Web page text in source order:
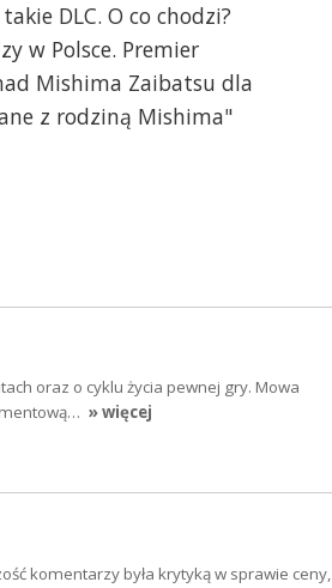
DLC. O co chodzi?
w Polsce. Premier
Mishima Zaibatsu dla
z rodziną Mishima"
oraz o cyklu życia pewnej gry. Mowa
» więcej
komentarzy była krytyką w sprawie ceny,